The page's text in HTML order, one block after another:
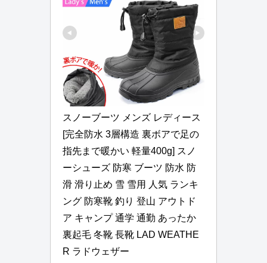
スノーブーツ メンズ レディース
[完全防水 3層構造 裏ボアで足の
指先まで暖かい 軽量400g] スノ
ーシューズ 防寒 ブーツ 防水 防
滑 滑り止め 雪 雪用 人気 ランキ
ング 防寒靴 釣り 登山 アウトド
ア キャンプ 通学 通勤 あったか
裏起毛 冬靴 長靴 LAD WEATHE
R ラドウェザー